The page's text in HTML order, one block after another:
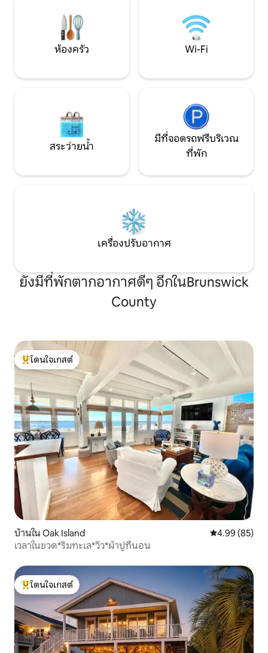
จอดรถกว้างขวางสำหรับรถยนต์และเรือ
ของคุณ สะดวกต่อการเดินทางไปยังหาด
โฮลเดน หาดโอเชียนไอล์ และหาดซันเซ็ต
ห้องครัว Wi-Fi
สระว่ายน้ำ
มีที่จอดรถฟรีบริเวณ
ที่พัก
เครื่องปรับอากาศ
ยังมีที่พักตากอากาศดีๆ อีกในBrunswick
County
โดนใจเกสต์ที่สุด
โดนใจเกสต์
บ้านใน Oak Island คะแนนเฉลี่ย
4.99 (85)
เวลาในขวด*ริมทะเล*วิว*ผ้าปูที่นอน
โดนใจเกสต์ที่สุด
โดนใจเกสต์